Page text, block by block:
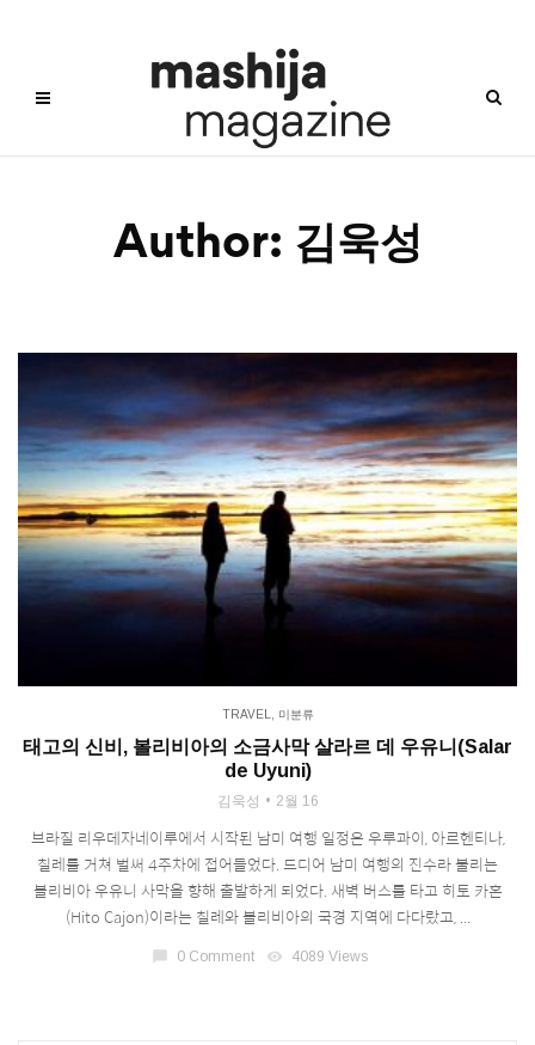
Author: 김욱성
TRAVEL 미분류
태고의 신비, 볼리비아의 소금사막 살라르 데 우유니(Salar
de Uyuni)
김욱성 2월 16
브라질 리우데자네이루에서 시작된 남미 여행 일정은 우루과이, 아르헨티나,
칠레를 거쳐 벌써 4주차에 접어들었다. 드디어 남미 여행의 진수라 불리는
볼리비아 우유니 사막을 향해 출발하게 되었다. 새벽 버스를 타고 히토 카혼
(Hito Cajon)이라는 칠레와 볼리비아의 국경 지역에 다다랐고, ...
0 Comment visibility 4089 Views